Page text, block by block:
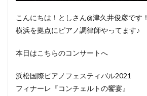
こんにちは！としさん@津久井俊彦です！
横浜を拠点にピアノ調律師やってます♪
本日はこちらのコンサートへ
浜松国際ピアノフェスティバル2021
フィナーレ『コンチェルトの饗宴』